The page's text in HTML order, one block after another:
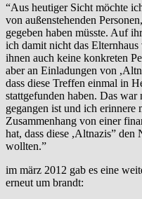
“Aus heutiger Sicht möchte
von außenstehenden
gegeben haben müsste. Auf
ich damit nicht das
ihnen auch keine konkreten
aber an Einladungen von
dass diese Treffen einmal in
stattgefunden haben. Das
gegangen ist und ich
Zusammenhang von einer
hat, dass diese ,Altnazis” den
wollten.”
im märz 2012 gab es eine
erneut um brandt: